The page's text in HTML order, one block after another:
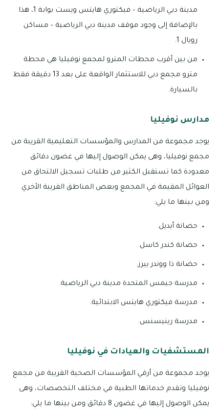
مدينة دبي الرياضية – فيكتوري هايتس ويست بوابة 1، هذا
بالإضافة إلى وجود موقف مدينة دبي الرياضية – مساكن
رويال 1.
من بين أقرب محطات المترو لمجمع نوفيليا هي محطة
مترو مجمع دبي للاستثمار الواقعة على بعد 13 دقيقة فقط
بالسيارة.
مدارس نوفيليا
يوجد مجموعة من المدارس والمؤسسات التعليمية القريبة من
مجمع نوفيليا، وهى يمكن الوصول إليها في غضون دقائق
معدودة كما تستقبل الكثير من طلبات تسجيل الالتحاق من
العوائل المقيمة في المجمع وبعض المناطق القريبة الأخري
ومن بينها ما يلي:
حضانة أيديل.
حضانة كندر كاسل.
حضانة ذا ووندر ييرز.
مدرسة جيمس المتحدة مدينة دبي الرياضية.
مدرسة فيكتوري هايتس الابتدائية.
مدرسة رينيسنس.
المستشفيات والعيادات في نوفيليا
يوجد مجموعة من أرقي المؤسسات الصحية القريبة من مجمع
نوفيليا وتقدم خدماتها الطبية في مختلف التخصصات، وهى
يمكن الوصول إليها في غضون 8 دقائق ومن بينها ما يلي: